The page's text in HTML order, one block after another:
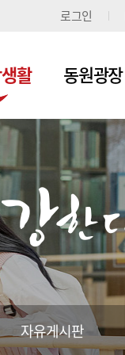
로그인
활 동원광장
자유게시판